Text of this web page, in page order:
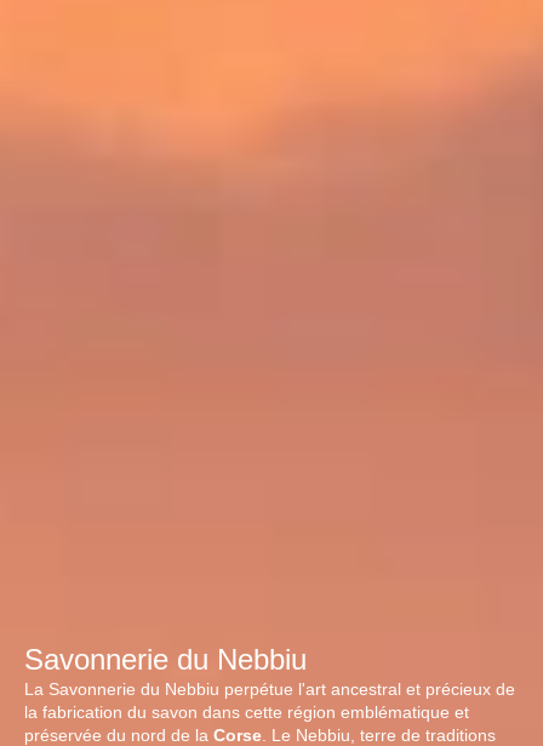
Savonnerie du Nebbiu
La Savonnerie du Nebbiu perpétue l'art ancestral et précieux de
la fabrication du savon dans cette région emblématique et
préservée du nord de la Corse . Le Nebbiu, terre de traditions